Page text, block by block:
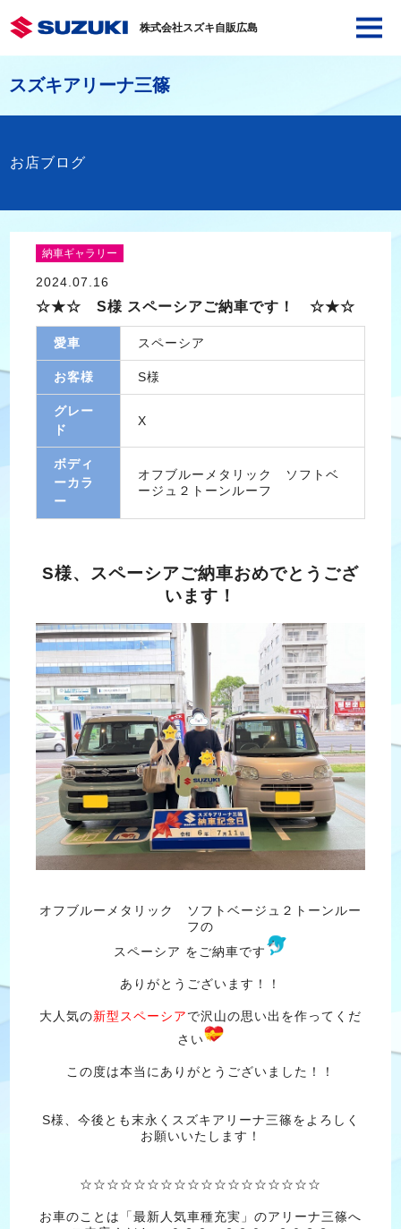
株式会社スズキ自販広島
スズキアリーナ三篠
お店ブログ
納車ギャラリー
2024.07.16
☆★☆ S様 スペーシアご納車です！ ☆★☆
愛車 スペーシア
お客様 S様
グレー
ド
X
ボディ
ーカラ
ー
オフブルーメタリック ソフトベ
ージュ２トーンルーフ
S様、スペーシアご納車おめでとうござ
います！
オフブルーメタリック ソフトベージュ２トーンルー
フの
スペーシア をご納車です
ありがとうございます！！
大人気の新型スペーシアで沢山の思い出を作ってくだ
さい
この度は本当にありがとうございました！！
S様、今後とも末永くスズキアリーナ三篠をよろしく
お願いいたします！
☆☆☆☆☆☆☆☆☆☆☆☆☆☆☆☆☆☆
お車のことは「最新人気車種充実」のアリーナ三篠へ